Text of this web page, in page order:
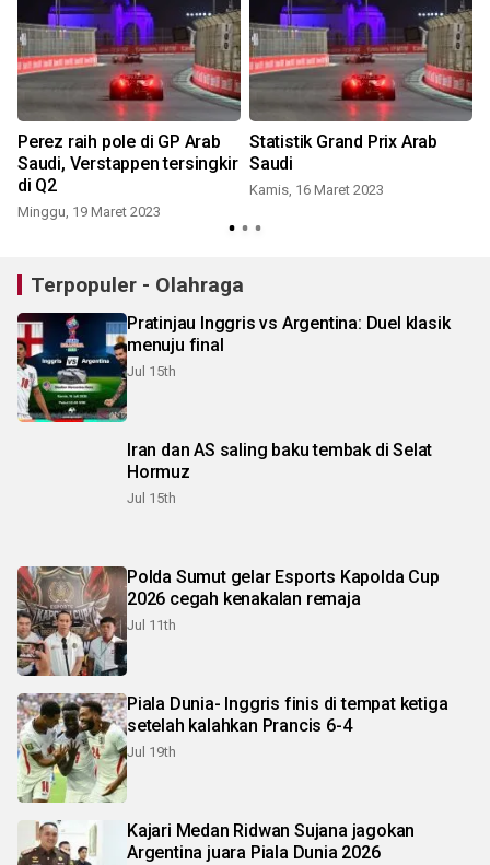
Perez raih pole di GP Arab
Saudi, Verstappen tersingkir
di Q2
Minggu, 19 Maret 2023
Statistik Grand Prix Arab
Saudi
Kamis, 16 Maret 2023
Terpopuler - Olahraga
Pratinjau Inggris vs Argentina: Duel klasik
menuju final
Jul 15th
Iran dan AS saling baku tembak di Selat
Hormuz
Jul 15th
Polda Sumut gelar Esports Kapolda Cup
2026 cegah kenakalan remaja
Jul 11th
Piala Dunia- Inggris finis di tempat ketiga
setelah kalahkan Prancis 6-4
Jul 19th
Kajari Medan Ridwan Sujana jagokan
Argentina juara Piala Dunia 2026